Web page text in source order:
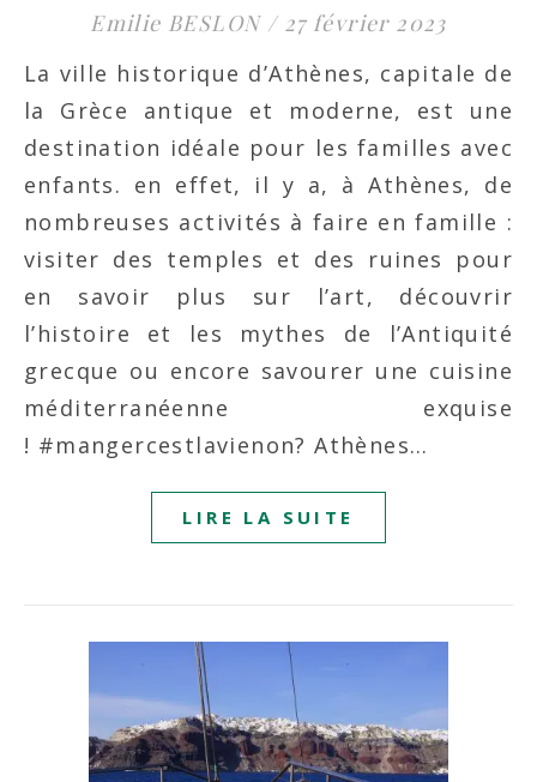
Emilie BESLON / 27 février 2023
La ville historique d’Athènes, capitale de
la Grèce antique et moderne, est une
destination idéale pour les familles avec
enfants. en effet, il y a, à Athènes, de
nombreuses activités à faire en famille :
visiter des temples et des ruines pour
en savoir plus sur l’art, découvrir
l’histoire et les mythes de l’Antiquité
grecque ou encore savourer une cuisine
méditerranéenne exquise
! #mangercestlavienon? Athènes…
LIRE LA SUITE